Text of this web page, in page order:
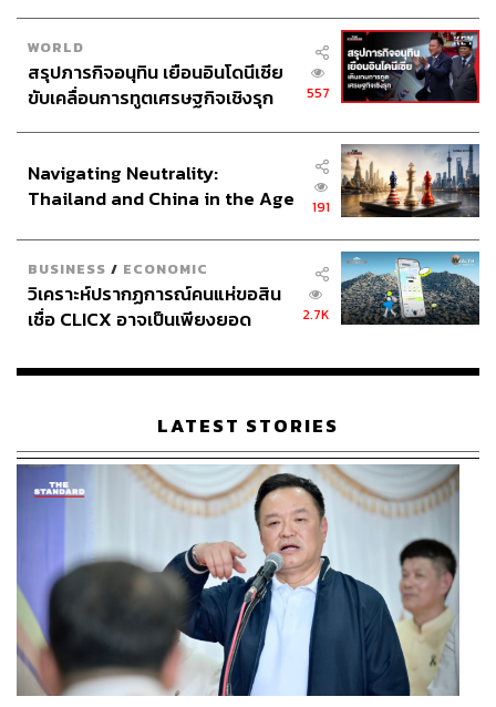
WORLD
สรุปภารกิจอนุทิน เยือนอินโดนีเซีย
ขับเคลื่อนการทูตเศรษฐกิจเชิงรุก
557
Navigating Neutrality:
Thailand and China in the Age
191
BUSINESS / ECONOMIC
วิเคราะห์ปรากฏการณ์คนแห่ขอสิน
เชื่อ CLICX อาจเป็นเพียงยอด
เรือนไทยที่ถูกซุกไว้
2.7K
LATEST STORIES